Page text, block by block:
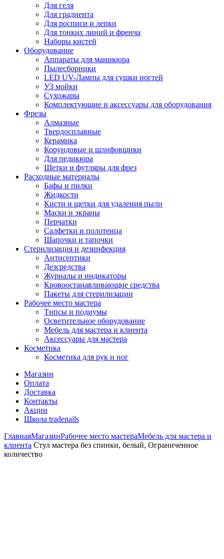
Для геля
Для градиента
Для росписи и лепки
Для тонких линий и френча
Наборы кистей
Оборудование
Аппараты для маникюра
Пылесборники
LED UV-Лампы для сушки ногтей
УЗ мойки
Сухожары
Комплектующие и аксессуары для оборудования
Фрезы
Алмазные
Твердосплавные
Керамика
Корундовые и шлифовщики
Для педикюра
Щетки и футляры для фрез
Расходные материалы
Бафы и пилки
Жидкости
Кисти и щетки для удаления пыли
Маски и экраны
Перчатки
Салфетки и полотенца
Шапочки и тапочки
Стерилизация и дезинфекция
Антисептики
Дезсредства
Журналы и индикаторы
Кровоостанавливающие средства
Пакеты для стерилизации
Рабочее место мастера
Типсы и подиумы
Осветительное оборудование
Мебель для мастера и клиента
Аксессуары для мастера
Косметика
Косметика для рук и ног
Магазин
Оплата
Доставка
Контакты
Акции
Школа tradenails
ГлавнаяМагазинРабочее место мастераМебель для мастера и
клиента Стул мастера без спинки, белый, Ограниченное
количество